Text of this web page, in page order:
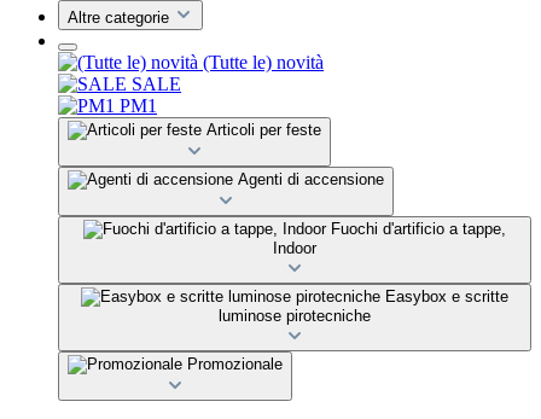
Altre categorie
(Tutte le) novità
SALE
PM1
Articoli per feste
Agenti di accensione
Fuochi d'artificio a tappe,
Indoor
Easybox e scritte
luminose pirotecniche
Promozionale